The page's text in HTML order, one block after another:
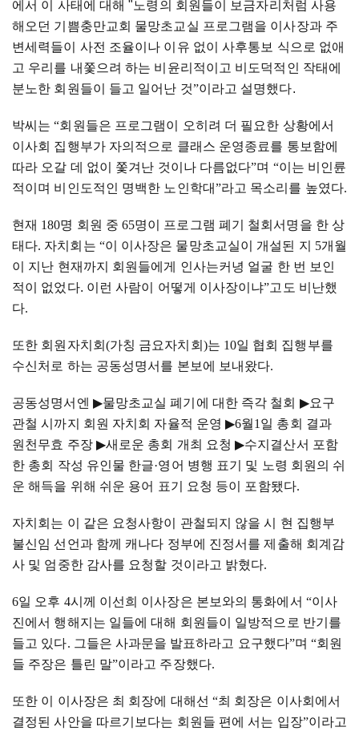
에서 이 사태에 대해 "노령의 회원들이 보금자리처럼 사용
해오던 기쁨충만교회 물망초교실 프로그램을 이사장과 주
변세력들이 사전 조율이나 이유 없이 사후통보 식으로 없애
고 우리를 내쫓으려 하는 비윤리적이고 비도덕적인 작태에
분노한 회원들이 들고 일어난 것”이라고 설명했다.
박씨는“회원들은 프로그램이 오히려 더 필요한 상황에서
이사회 집행부가 자의적으로 클래스 운영종료를 통보함에
따라 오갈 데 없이 쫓겨난 것이나 다름없다”며 “이는 비인륜
적이며 비인도적인 명백한 노인학대”라고 목소리를 높였다.
현재 180명 회원 중65명이 프로그램 폐기 철회서명을 한 상
태다. 자치회는 “이 이사장은 물망초교실이 개설된 지 5개월
이 지난 현재까지 회원들에게 인사는커녕 얼굴 한 번 보인
적이 없었다. 이런 사람이 어떻게 이사장이냐”고도 비난했
다.
또한 회원자치회 (가칭 금요자치회 )는 10일 협회 집행부를
수신처로 하는 공동성명서를 본보에 보내왔다.
공동성명서엔 ▶물망초교실 폐기에 대한 즉각 철회 ▶요구
관철 시까지 회원 자치회 자율적 운영▶6월1 일 총회 결과
원천무효 주장 ▶새로운 총회 개최 요청▶수지결산서 포함
한 총회 작성 유인물 한글·영어 병행 표기 및 노령 회원의 쉬
운 해득을 위해 쉬운 용어 표기 요청 등이 포함됐다.
자치회는 이 같은 요청사항이 관철되지 않을 시 현 집행부
불신임 선언과 함께 캐나다 정부에 진정서를 제출해 회계감
사 및 엄중한 감사를 요청할 것이라고 밝혔다.
6일 오후 4시께 이선희 이사장은 본보와의 통화에서 “이사
진에서 행해지는 일들에 대해 회원들이 일방적으로 반기를
들고 있다. 그들은 사과문을 발표하라고 요구했다”며“회원
들 주장은 틀린 말”이라고 주장했다.
또한 이 이사장은 최 회장에 대해선“최 회장은 이사회에서
결정된 사안을 따르기보다는 회원들 편에 서는 입장”이라고